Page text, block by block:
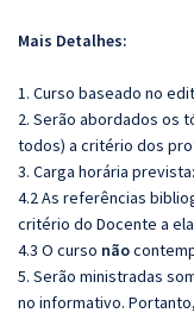
Mais Detalhes:
1. Curso baseado no
2. Serão abordados os
todos) a critério dos
3. Carga horária
4.2 As referências
critério do Docente a
4.3 O curso não
5. Serão ministradas
no informativo.